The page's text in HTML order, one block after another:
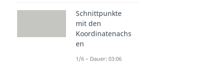
Schnittpunkte
mit den
Koordinatenachs
en
1/6 – Dauer: 03:06